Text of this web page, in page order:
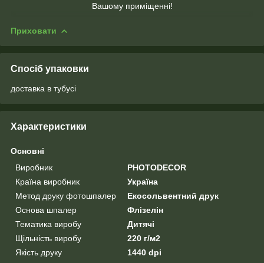
Вашому приміщенні!
Приховати
Спосіб упаковки
доставка в тубусі
Характеристики
Основні
Виробник
PHOTODECOR
Країна виробник
Україна
Метод друку фотошпалер
Екосольвентний друк
Основа шпалер
Флізелін
Тематика виробу
Дитячі
Щільність виробу
220 г/м2
Якість друку
1440 dpi